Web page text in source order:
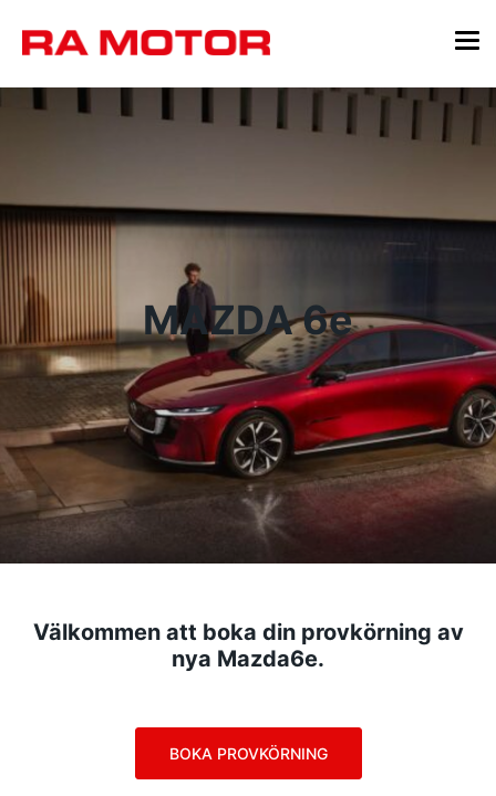
MAZDA 6e
Välkommen att boka din provkörning av
nya Mazda6e.
BOKA PROVKÖRNING